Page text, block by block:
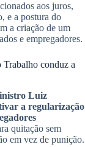
aos juros,
e a postura do
a criação de um
e empregadores.
conduz a
Luiz
a regularização
quitação sem
em vez de punição.